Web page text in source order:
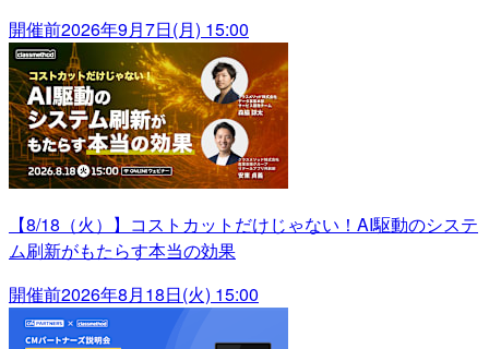
開催前2026年9月7日(月) 15:00
【8/18（火）】コストカットだけじゃない！AI駆動のシステ
ム刷新がもたらす本当の効果
開催前2026年8月18日(火) 15:00